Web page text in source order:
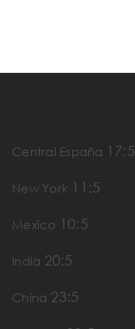
Central España 17:5
New York 11:5
Mexico 10:5
India 20:5
China 23:5